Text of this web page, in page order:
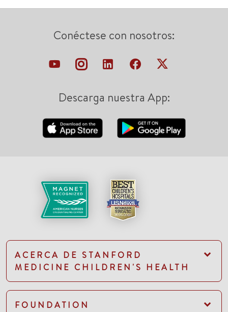
Conéctese con nosotros:
Descarga nuestra App:
ACERCA DE STANFORD
MEDICINE CHILDREN'S HEALTH
FOUNDATION